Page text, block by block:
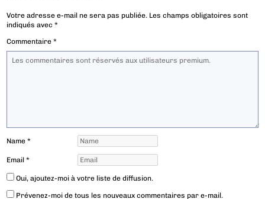
Votre adresse e-mail ne sera pas publiée. Les champs obligatoires sont
indiqués avec*
Commentaire*
Name*
Email*
Oui, ajoutez-moi à votre liste de diffusion.
Prévenez-moi de tous les nouveaux commentaires par e-mail.